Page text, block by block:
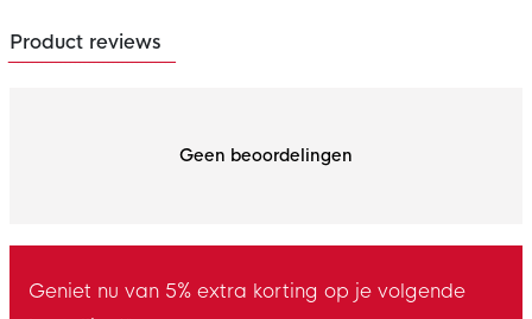
Product reviews
Geen beoordelingen
Geniet nu van 5% extra korting op je volgende